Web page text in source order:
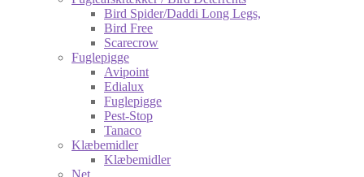
Bird Spider/Daddi Long Legs,
Bird Free
Scarecrow
Fuglepigge
Avipoint
Edialux
Fuglepigge
Pest-Stop
Tanaco
Klæbemidler
Klæbemidler
Net